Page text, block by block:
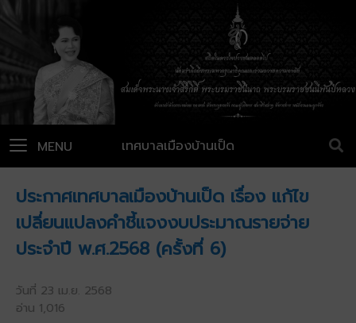
เทศบาลเมืองบ้านเป็ด
MENU
ประกาศเทศบาลเมืองบ้านเป็ด เรื่อง แก้ไข
เปลี่ยนแปลงคำชี้แจงงบประมาณรายจ่าย
ประจำปี พ.ศ.2568 (ครั้งที่ 6)
วันที่ 23 เม.ย. 2568
อ่าน 1,016